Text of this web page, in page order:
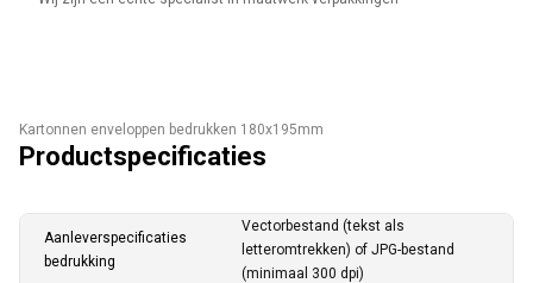
Kartonnen enveloppen bedrukken 180x195mm
Productspecificaties
Aanleverspecificaties
bedrukking
Vectorbestand (tekst als
letteromtrekken) of JPG-bestand
(minimaal 300 dpi)